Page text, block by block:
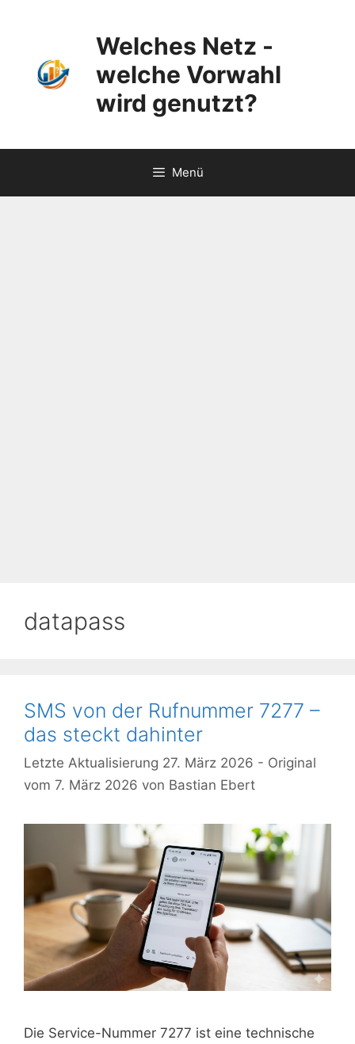
Welches Netz -
welche Vorwahl
wird genutzt?
Menü
datapass
SMS von der Rufnummer 7277 –
das steckt dahinter
27. März 2026
7. März 2026 von Bastian Ebert
Die Service-Nummer 7277 ist eine technische